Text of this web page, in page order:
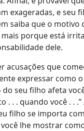
exageradas, e seu
saiba que o motivo
porque está
dele.
acusações que
expressar como o
seu filho afeta
. . . quando você . .
filho se importa
lhe mostrar